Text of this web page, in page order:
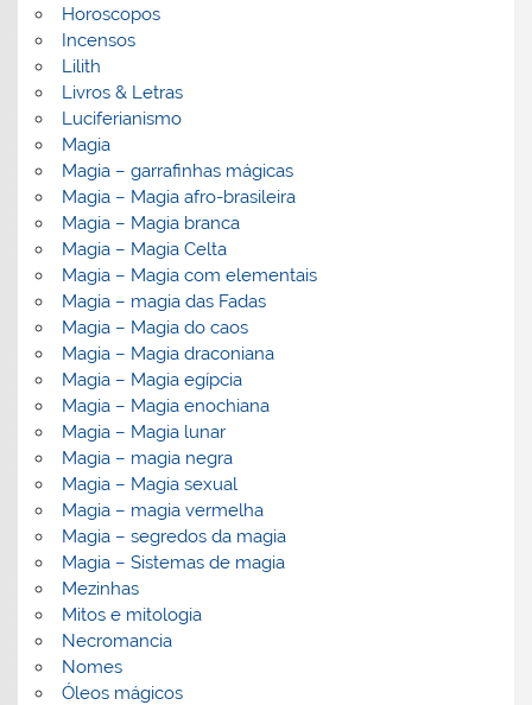
Horoscopos
Incensos
Lilith
Livros & Letras
Luciferianismo
Magia
Magia – garrafinhas mágicas
Magia – Magia afro-brasileira
Magia – Magia branca
Magia – Magia Celta
Magia – Magia com elementais
Magia – magia das Fadas
Magia – Magia do caos
Magia – Magia draconiana
Magia – Magia egípcia
Magia – Magia enochiana
Magia – Magia lunar
Magia – magia negra
Magia – Magia sexual
Magia – magia vermelha
Magia – segredos da magia
Magia – Sistemas de magia
Mezinhas
Mitos e mitologia
Necromancia
Nomes
Óleos mágicos